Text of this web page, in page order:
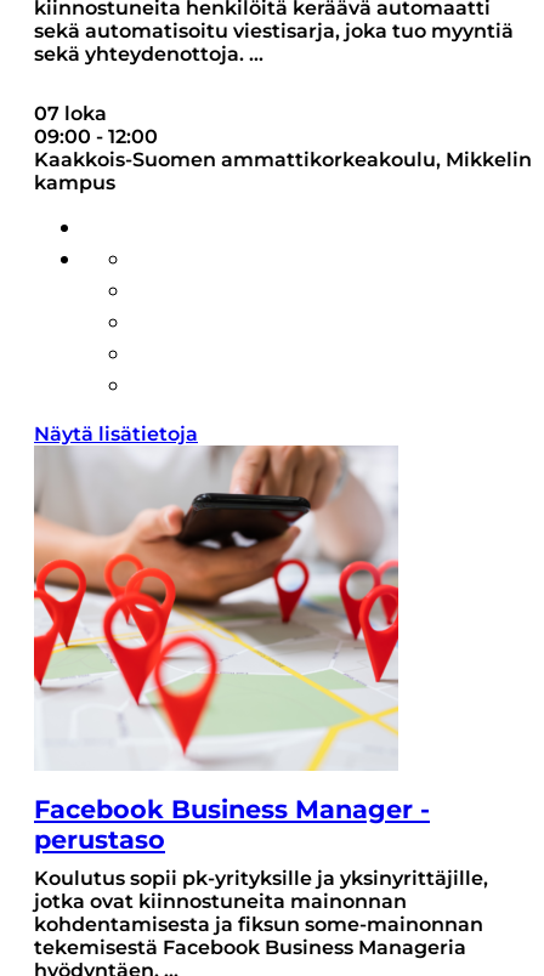
kiinnostuneita henkilöitä keräävä automaatti
sekä automatisoitu viestisarja, joka tuo myyntiä
sekä yhteydenottoja. ...
07 loka
09:00 - 12:00
Kaakkois-Suomen ammattikorkeakoulu, Mikkelin
kampus
Näytä lisätietoja
Facebook Business Manager -
perustaso
Koulutus sopii pk-yrityksille ja yksinyrittäjille,
jotka ovat kiinnostuneita mainonnan
kohdentamisesta ja fiksun some-mainonnan
tekemisestä Facebook Business Manageria
hyödyntäen. ...